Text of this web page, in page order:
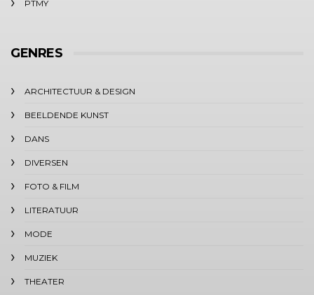
PTMY
GENRES
ARCHITECTUUR & DESIGN
BEELDENDE KUNST
DANS
DIVERSEN
FOTO & FILM
LITERATUUR
MODE
MUZIEK
THEATER